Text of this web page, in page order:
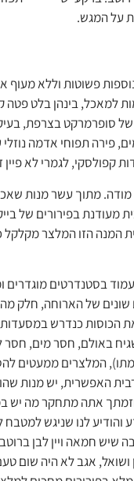
פשוטות וללא מעוף
למאכל, בינהן בלט
סופרמרקט בצרפת,
פירה תפוחי אדמה
קפולסקי, לגמרי לא
מתוך עשר מנות
מעודנת בפירורים של
המנה הזו המלצר
בסטנדרטים מוגדרים
של הארוחה, חלק
את הכוסות כנדרש
באולם, חסר מים,
המלצרים ממעטים
האפשרית, יש מנות
אתה מתחקר מה יש
לנו שניגש
שיש חמאה ויין לבן
אגב לא היה שום